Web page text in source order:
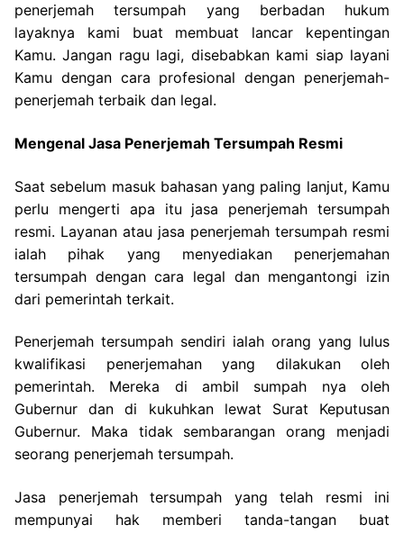
penerjemah tersumpah yang berbadan hukum
layaknya kami buat membuat lancar kepentingan
Kamu. Jangan ragu lagi, disebabkan kami siap layani
Kamu dengan cara profesional dengan penerjemah-
penerjemah terbaik dan legal.
Mengenal Jasa Penerjemah Tersumpah Resmi
Saat sebelum masuk bahasan yang paling lanjut, Kamu
perlu mengerti apa itu jasa penerjemah tersumpah
resmi. Layanan atau jasa penerjemah tersumpah resmi
ialah pihak yang menyediakan penerjemahan
tersumpah dengan cara legal dan mengantongi izin
dari pemerintah terkait.
Penerjemah tersumpah sendiri ialah orang yang lulus
kwalifikasi penerjemahan yang dilakukan oleh
pemerintah. Mereka di ambil sumpah nya oleh
Gubernur dan di kukuhkan lewat Surat Keputusan
Gubernur. Maka tidak sembarangan orang menjadi
seorang penerjemah tersumpah.
Jasa penerjemah tersumpah yang telah resmi ini
mempunyai hak memberi tanda-tangan buat